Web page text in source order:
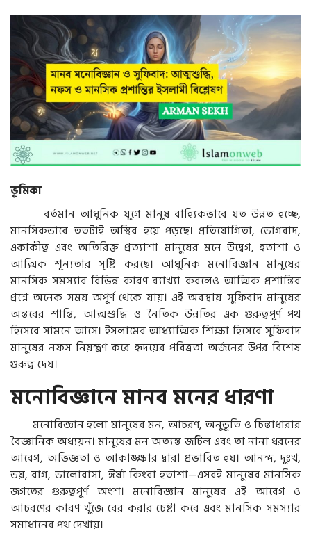
n
ভূমিকা
বর্তমান আধুনিক যুগে মানুষ বাহ্যিকভাবে যত উন্নত হচ্ছে,
মানসিকভাবে ততটাই অস্থির হয়ে পড়ছে। প্রতিযোগিতা, ভোগবাদ,
একাকীত্ব এবং অতিরিক্ত প্রত্যাশা মানুষের মনে উদ্বেগ, হতাশা ও
আত্মিক শূন্যতার সৃষ্টি করছে। আধুনিক মনোবিজ্ঞান মানুষের
মানসিক সমস্যার বিভিন্ন কারণ ব্যাখ্যা করলেও আত্মিক প্রশান্তির
প্রশ্নে অনেক সময় অপূর্ণ থেকে যায়। এই অবস্থায় সুফিবাদ মানুষের
অন্তরের শান্তি, আত্মশুদ্ধি ও নৈতিক উন্নতির এক গুরুত্বপূর্ণ পথ
হিসেবে সামনে আসে। ইসলামের আধ্যাত্মিক শিক্ষা হিসেবে সুফিবাদ
মানুষের নফস নিয়ন্ত্রণ করে হৃদয়ের পবিত্রতা অর্জনের উপর বিশেষ
গুরুত্ব দেয়।
মনোবিজ্ঞানে মানব মনের ধারণা
মনোবিজ্ঞান হলো মানুষের মন, আচরণ, অনুভূতি ও চিন্তাধারার
বৈজ্ঞানিক অধ্যয়ন। মানুষের মন অত্যন্ত জটিল এবং তা নানা ধরনের
আবেগ, অভিজ্ঞতা ও আকাঙ্ক্ষার দ্বারা প্রভাবিত হয়। আনন্দ, দুঃখ,
ভয়, রাগ, ভালোবাসা, ঈর্ষা কিংবা হতাশা—এসবই মানুষের মানসিক
জগতের গুরুত্বপূর্ণ অংশ। মনোবিজ্ঞান মানুষের এই আবেগ ও
আচরণের কারণ খুঁজে বের করার চেষ্টা করে এবং মানসিক সমস্যার
সমাধানের পথ দেখায়।